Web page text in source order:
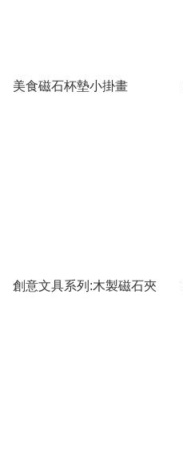
美食磁石杯墊小掛畫
創意文具系列:木製磁石夾